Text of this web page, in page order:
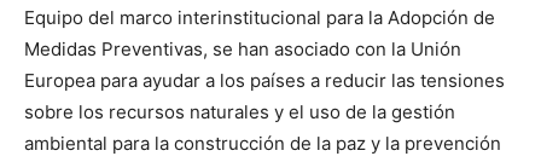
Equipo del marco interinstitucional para la Adopción de
Medidas Preventivas, se han asociado con la Unión
Europea para ayudar a los países a reducir las tensiones
sobre los recursos naturales y el uso de la gestión
ambiental para la construcción de la paz y la prevención